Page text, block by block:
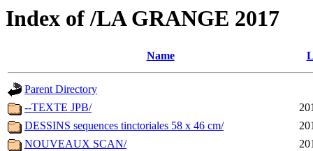
Index of /LA GRANGE 2017
Name
Parent Directory
--TEXTE JPB/
DESSINS sequences tinctoriales 58 x 46 cm/
NOUVEAUX SCAN/